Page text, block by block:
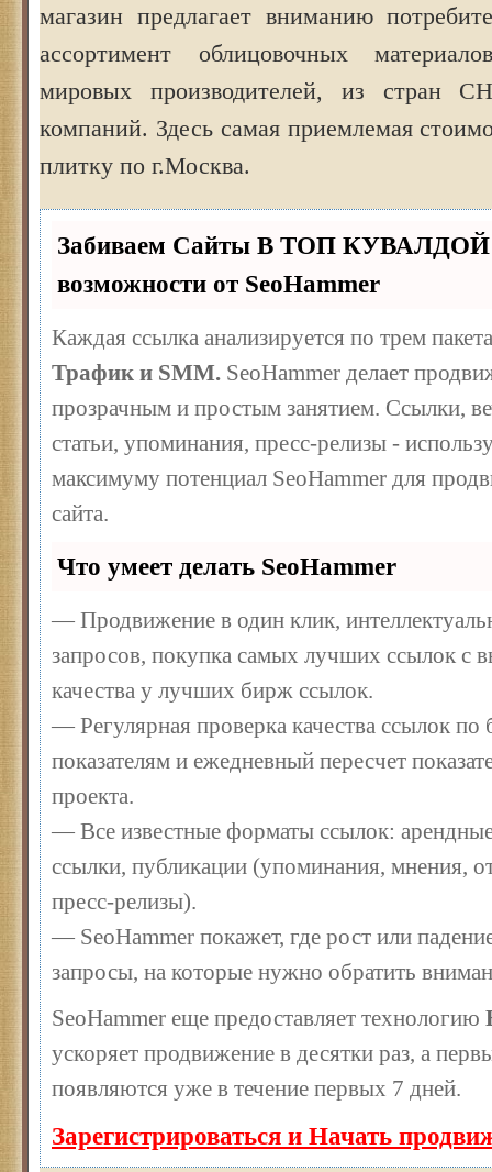
магазин предлагает вниманию
ассортимент облицовочных
мировых производителей, из стран
компаний. Здесь самая приемлемая
плитку по г.Москва.
Забиваем Сайты В ТОП КУВАЛДОЙ
возможности от SeoHammer
Каждая ссылка анализируется по трем
Трафик и SMM. SeoHammer делает
прозрачным и простым занятием. Ссылки,
статьи, упоминания, пресс-релизы -
максимуму потенциал SeoHammer для
сайта.
Что умеет делать SeoHammer
— Продвижение в один клик,
запросов, покупка самых лучших ссылок с
качества у лучших бирж ссылок.
— Регулярная проверка качества ссылок по
показателям и ежедневный пересчет
проекта.
— Все известные форматы ссылок:
ссылки, публикации (упоминания, мнения,
пресс-релизы).
— SeoHammer покажет, где рост или
запросы, на которые нужно обратить
SeoHammer еще предоставляет технологию
ускоряет продвижение в десятки раз, а
появляются уже в течение первых 7 дней.
Зарегистрироваться и Начать